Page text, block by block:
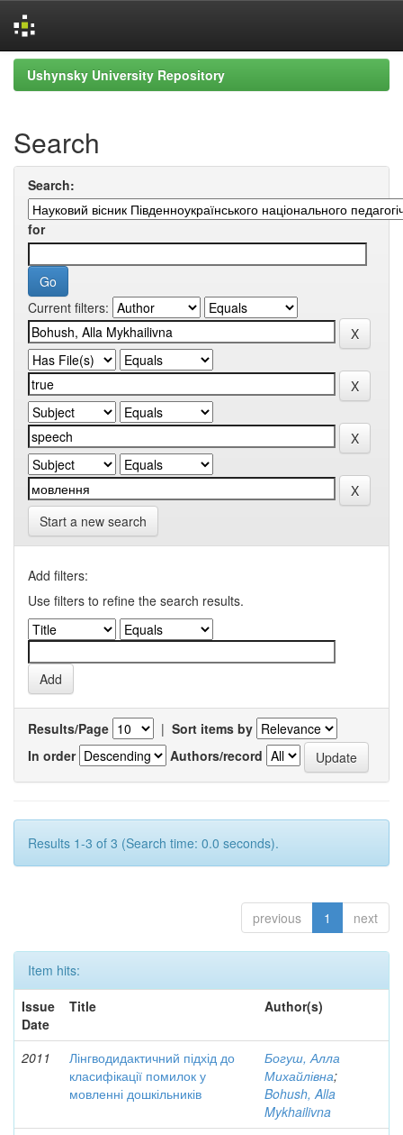
Skip
navigation
Ushynsky University Repository
Search
Search:
for
Current filters:
Start a new search
Add filters:
Use filters to refine the search results.
Results/Page | Sort items by
In order
Authors/record
Results 1-3 of 3 (Search time: 0.0 seconds).
previous 1 next
Item hits:
Issue
Date
Title Author(s)
2011
Лінгводидактичний підхід до
класифікації помилок у
мовленні дошкільників
Богуш, Алла
Михайлівна;
Bohush, Alla
Mykhailivna